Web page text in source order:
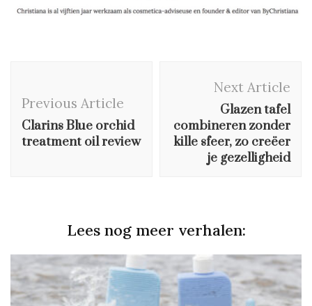
Navigation
Previous Article
Clarins Blue orchid
treatment oil review
Next Article
Glazen tafel
combineren zonder
kille sfeer, zo creëer
je gezelligheid
Lees nog meer verhalen: